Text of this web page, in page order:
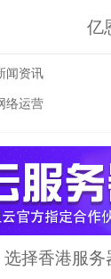
亿
闻资讯
络运营
选择香港服